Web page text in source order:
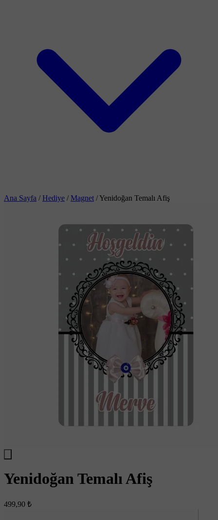
Ana Sayfa / Hediye / Magnet /Yenidoğan Temalı Afiş
Yenidoğan Temalı Afiş
499,90 ₺